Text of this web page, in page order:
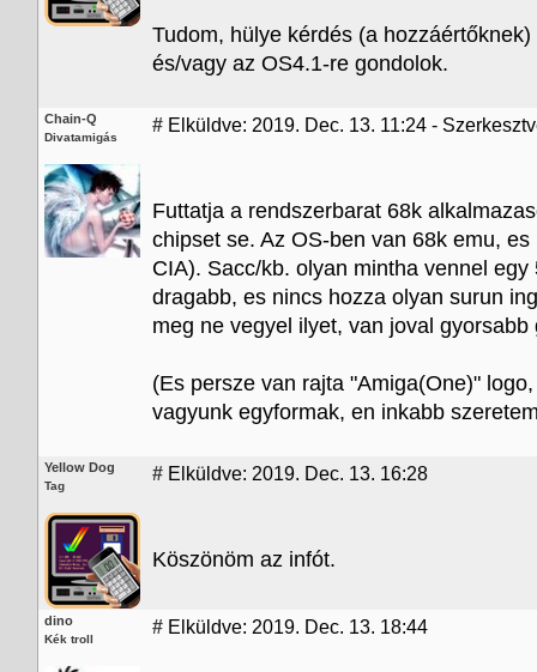
Tudom, hülye kérdés (a
és/vagy az OS4.1-re gondolok.
Chain-Q
Divatamigás
# Elküldve: 2019. Dec. 13. 11:24 -
Futtatja a rendszerbarat 68k
chipset se. Az OS-ben van 68k emu,
CIA). Sacc/kb. olyan mintha vennel
dragabb, es nincs hozza olyan surun
meg ne vegyel ilyet, van joval
(Es persze van rajta "Amiga(One)"
vagyunk egyformak, en inkabb
Yellow Dog
Tag
# Elküldve: 2019. Dec. 13. 16:28
Köszönöm az infót.
dino
Kék troll
# Elküldve: 2019. Dec. 13. 18:44